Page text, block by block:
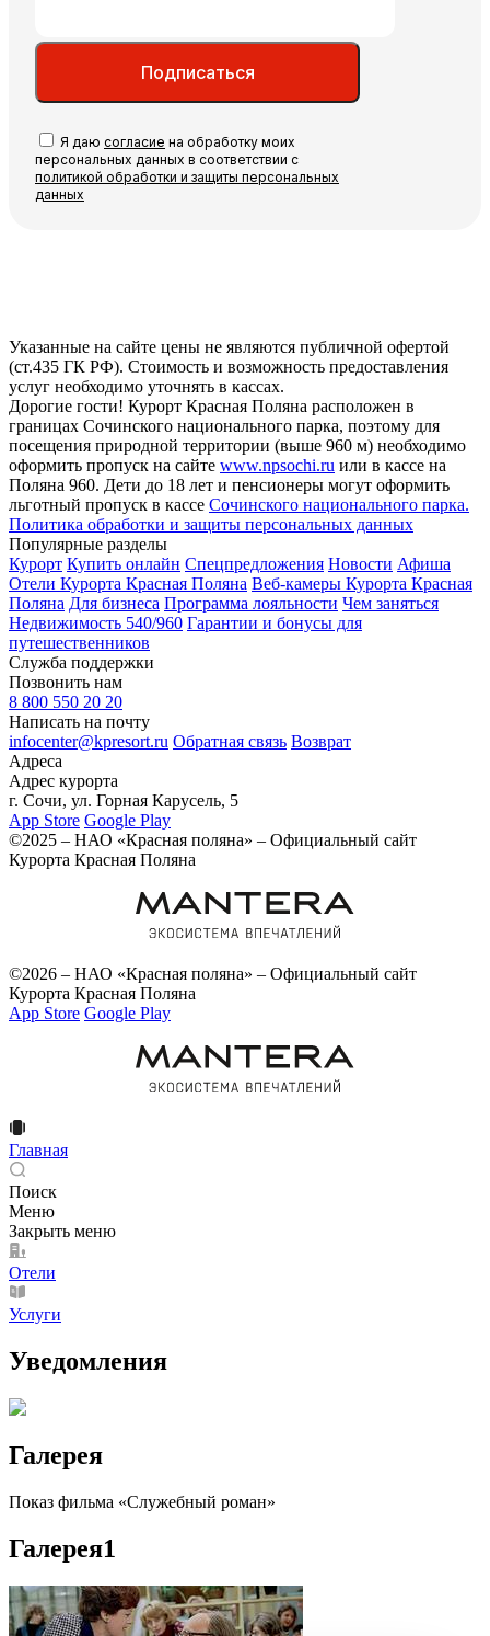
Подписаться
Я даю согласие на обработку моих
персональных данных в соответствии с
политикой обработки и защиты персональных
данных
Указанные на сайте цены не являются публичной офертой
(ст.435 ГК РФ). Стоимость и возможность предоставления
услуг необходимо уточнять в кассах.
Дорогие гости! Курорт Красная Поляна расположен в
границах Сочинского национального парка, поэтому для
посещения природной территории (выше 960 м) необходимо
оформить пропуск на сайте www.npsochi.ru или в кассе на
Поляна 960. Дети до 18 лет и пенсионеры могут оформить
льготный пропуск в кассе Сочинского национального парка.
Политика обработки и защиты персональных данных
Популярные разделы
Курорт Купить онлайн Спецпредложения Новости Афиша
Отели Курорта Красная Поляна Веб-камеры Курорта Красная
Поляна Для бизнеса Программа лояльности Чем заняться
Недвижимость 540/960 Гарантии и бонусы для
путешественников
Служба поддержки
Позвонить нам
8 800 550 20 20
Написать на почту
infocenter@kpresort.ru Обратная связь Возврат
Адреса
Адрес курорта
г. Сочи, ул. Горная Карусель, 5
App Store Google Play
©2025 – НАО «Красная поляна» – Официальный сайт
Курорта Красная Поляна
©2026 – НАО «Красная поляна» – Официальный сайт
Курорта Красная Поляна
App Store Google Play
Главная
Поиск
Меню
Закрыть меню
Отели
Услуги
Уведомления
Галерея
Показ фильма «Служебный роман»
Галерея1